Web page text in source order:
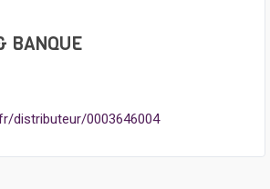
BANQUE
distributeur/0003646004